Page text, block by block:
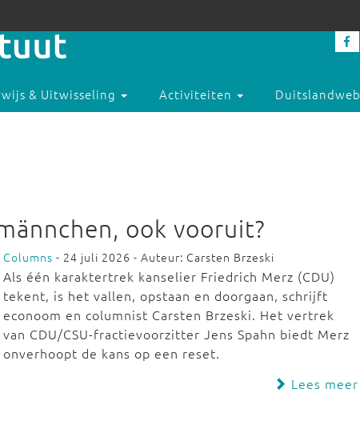
& Uitwisseling Activiteiten Duitslandweb
ook vooruit?
Columns - 24 juli 2026 - Auteur: Carsten Brzeski
Als één karaktertrek kanselier Friedrich Merz (CDU)
tekent, is het vallen, opstaan en doorgaan, schrijft
econoom en columnist Carsten Brzeski. Het vertrek
van CDU/CSU-fractievoorzitter Jens Spahn biedt Merz
onverhoopt de kans op een reset.
Lees meer